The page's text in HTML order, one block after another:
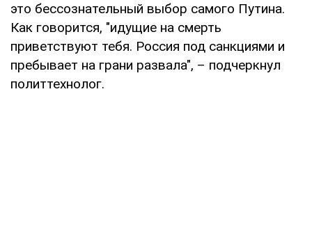
это бессознательный выбор самого Путина.
Как говорится, "идущие на смерть
приветствуют тебя. Россия под санкциями и
пребывает на грани развала", – подчеркнул
политтехнолог.